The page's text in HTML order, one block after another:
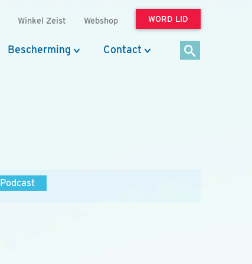
Winkel Zeist Webshop WORD LID
Bescherming Contact
Podcast